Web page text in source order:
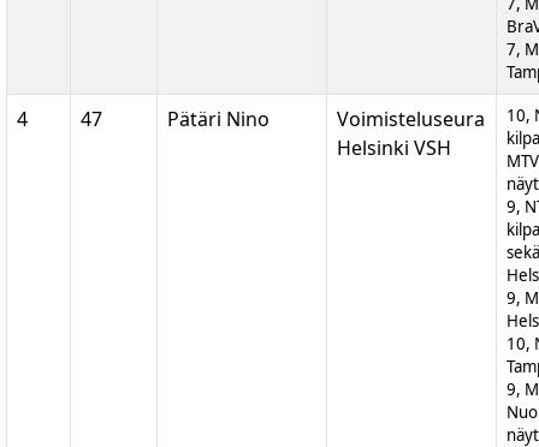
7,
4 47 Pätäri Nino
Voimisteluseura
Helsinki VSH
10,
9,
9,
10,
9,